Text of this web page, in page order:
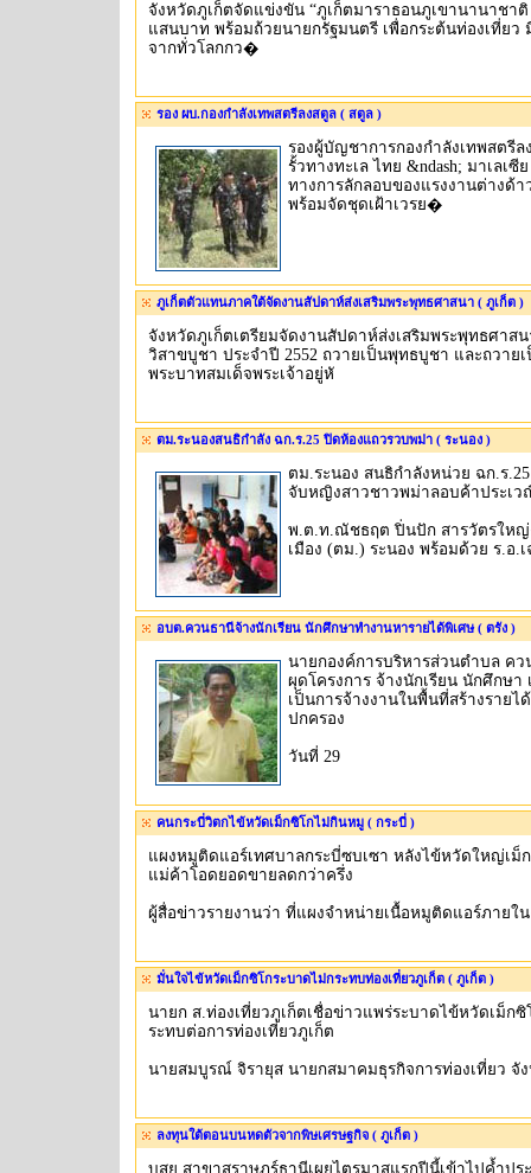
จังหวัดภูเก็ตจัดแข่งขัน “ภูเก็ตมาราธอนภูเขานานาชาติ
แสนบาท พร้อมถ้วยนายกรัฐมนตรี เพื่อกระต้นท่องเที่ยว
จากทั่วโลกกว�
รอง ผบ.กองกำลังเทพสตรีลงสตูล ( สตูล )
รองผู้บัญชาการกองกำลังเทพสตรี
รั้วทางทะเล ไทย &ndash; มาเลเซี
ทางการลักลอบของแรงงานต่างด้
พร้อมจัดชุดเฝ้าเวรย�
ภูเก็ตตัวแทนภาคใต้จัดงานสัปดาห์ส่งเสริมพระพุทธศาสนา ( ภูเก็ต )
จังหวัดภูเก็ตเตรียมจัดงานสัปดาห์ส่งเสริมพระพุทธศาสน
วิสาขบูชา ประจำปี 2552 ถวายเป็นพุทธบูชา และถวาย
พระบาทสมเด็จพระเจ้าอยู่หั
ตม.ระนองสนธิกำลัง ฉก.ร.25 ปิดห้องแถวรวบพม่า ( ระนอง )
ตม.ระนอง สนธิกำลังหน่วย ฉก.ร
จับหญิงสาวชาวพม่าลอบค้าประเว
พ.ต.ท.ณัชธฤต ปิ่นปัก สารวัตรใหญ่
เมือง (ตม.) ระนอง พร้อมด้วย ร.อ.
อบต.ควนธานีจ้างนักเรียน นักศึกษาทำงานหารายได้พิเศษ ( ตรัง )
นายกองค์การบริหารส่วนตำบล คว
ผุดโครงการ จ้างนักเรียน นักศึกษา
เป็นการจ้างงานในพื้นที่สร้างรายไ
ปกครอง
วันที่ 29
คนกระบี่วิตกไข้หวัดเม็กซิโกไม่กินหมู ( กระบี่ )
แผงหมูติดแอร์เทศบาลกระบี่ซบเซา หลังไข้หวัดใหญ่เม็
แม่ค้าโอดยอดขายลดกว่าครึ่ง
ผู้สื่อข่าวรายงานว่า ที่แผงจำหน่ายเนื้อหมูติดแอร์ภายใ
มั่นใจไข้หวัดเม็กซิโกระบาดไม่กระทบท่องเที่ยวภูเก็ต ( ภูเก็ต )
นายก ส.ท่องเที่ยวภูเก็ตเชื่อข่าวแพร่ระบาดไข้หวัดเม็กซิ
ระทบต่อการท่องเที่ยวภูเก็ต
นายสมบูรณ์ จิรายุส นายกสมาคมธุรกิจการท่องเที่ยว จั
ลงทุนใต้ตอนบนหดตัวจากพิษเศรษฐกิจ ( ภูเก็ต )
บสย.สาขาสุราษฎร์ธานีเผยไตรมาสแรกปีนี้เข้าไปค้ำปร